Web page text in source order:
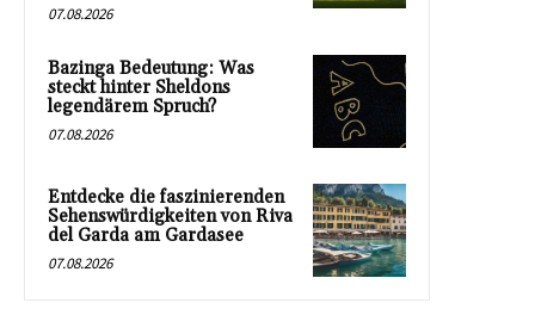
07.08.2026
Bazinga Bedeutung: Was
steckt hinter Sheldons
legendärem Spruch?
07.08.2026
Entdecke die faszinierenden
Sehenswürdigkeiten von Riva
del Garda am Gardasee
07.08.2026